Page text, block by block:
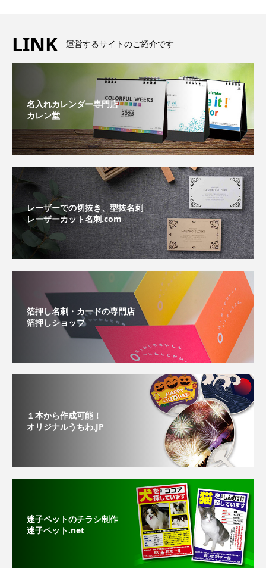
LINK 運営するサイトのご紹介です
名入れカレンダー専門店
カレン堂
レーザーでの切抜き、型抜名刺
レーザーカット名刺.com
箔押し名刺・カードの専門店
箔押しショップ
１本から作成可能！
オリジナルうちわ.JP
迷子ペットのチラシ制作
迷子ペット.net